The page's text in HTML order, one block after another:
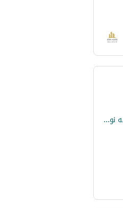
متاح للايجار شقه غرفتين بأفخم كمبوند الشيخ زايد - ٢ غرفه نوم فندقيه مكيفه